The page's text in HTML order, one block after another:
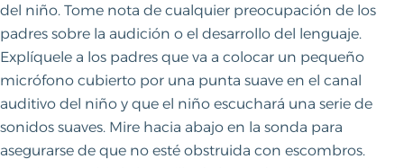
del niño. Tome nota de cualquier preocupación de los
padres sobre la audición o el desarrollo del lenguaje.
Explíquele a los padres que va a colocar un pequeño
micrófono cubierto por una punta suave en el canal
auditivo del niño y que el niño escuchará una serie de
sonidos suaves. Mire hacia abajo en la sonda para
asegurarse de que no esté obstruida con escombros.